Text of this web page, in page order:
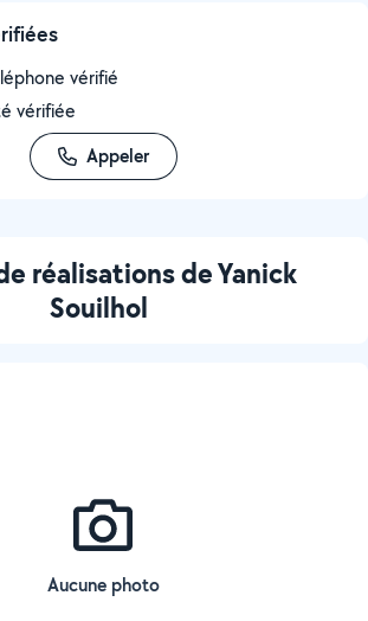
vérifié
vérifiée
Appeler
réalisations de Yanick
Souilhol
Aucune photo